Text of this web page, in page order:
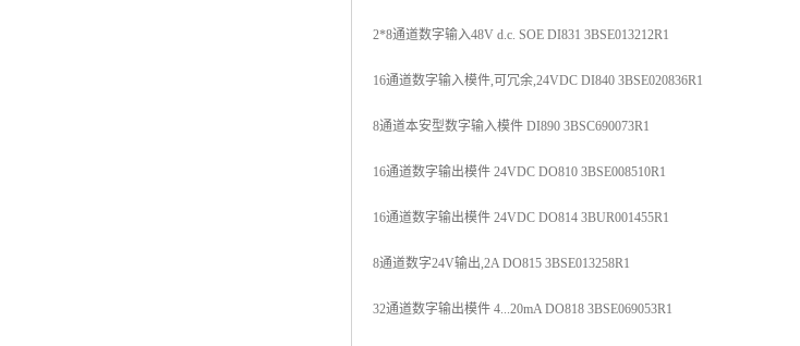
2*8通道数字输入48V d.c. SOE DI831 3BSE013212R1
16通道数字输入模件,可冗余,24VDC DI840 3BSE020836R1
8通道本安型数字输入模件 DI890 3BSC690073R1
16通道数字输出模件 24VDC DO810 3BSE008510R1
16通道数字输出模件 24VDC DO814 3BUR001455R1
8通道数字24V输出,2A DO815 3BSE013258R1
32通道数字输出模件 4...20mA DO818 3BSE069053R1